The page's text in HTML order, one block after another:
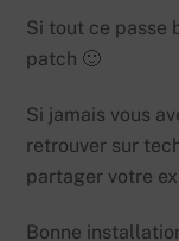
Si tout ce passe
patch 🙂
Si jamais vous
retrouver sur
partager votre
Bonne